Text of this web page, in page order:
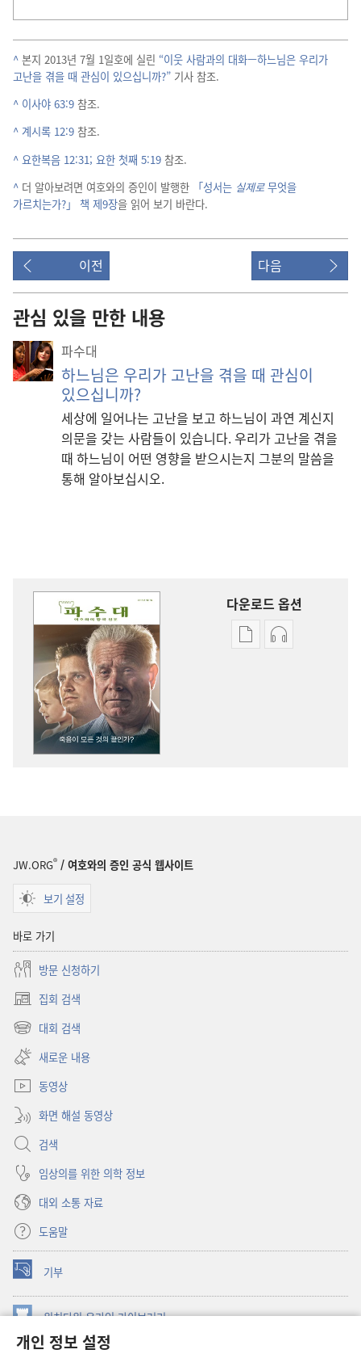
개인 정보 설정
^ 본지 2013년 7월 1일호에 실린 “이웃 사람과의 대화—하느님은 우리가
고난을 겪을 때 관심이 있으십니까?” 기사 참조.
^ 이사야 63:9 참조.
^ 계시록 12:9 참조.
^ 요한복음 12:31; 요한 첫째 5:19 참조.
^ 더 알아보려면 여호와의 증인이 발행한 「성서는 실제로무엇을
가르치는가?」 책 제9장을 읽어 보기 바란다.
이전 다음
관심 있을 만한 내용
파수대
하느님은 우리가 고난을 겪을 때 관심이
있으십니까?
세상에 일어나는 고난을 보고 하느님이 과연 계신지
의문을 갖는 사람들이 있습니다. 우리가 고난을 겪을
때 하느님이 어떤 영향을 받으시는지 그분의 말씀을
통해 알아보십시오.
다운로드 옵션
출판물오디오
JW.ORG® / 여호와의 증인 공식 웹사이트
보기 설정
바로 가기
방문 신청하기
집회 검색
(새로운
창
대회 검색
(새로운
창
열기)
새로운 내용
동영상
화면 해설 동영상
검색
임상의를 위한 의학 정보
대외 소통 자료
도움말
기부
(새로운
창
열기) 워치타워 온라인 라이브러리
창
JW Hub ®